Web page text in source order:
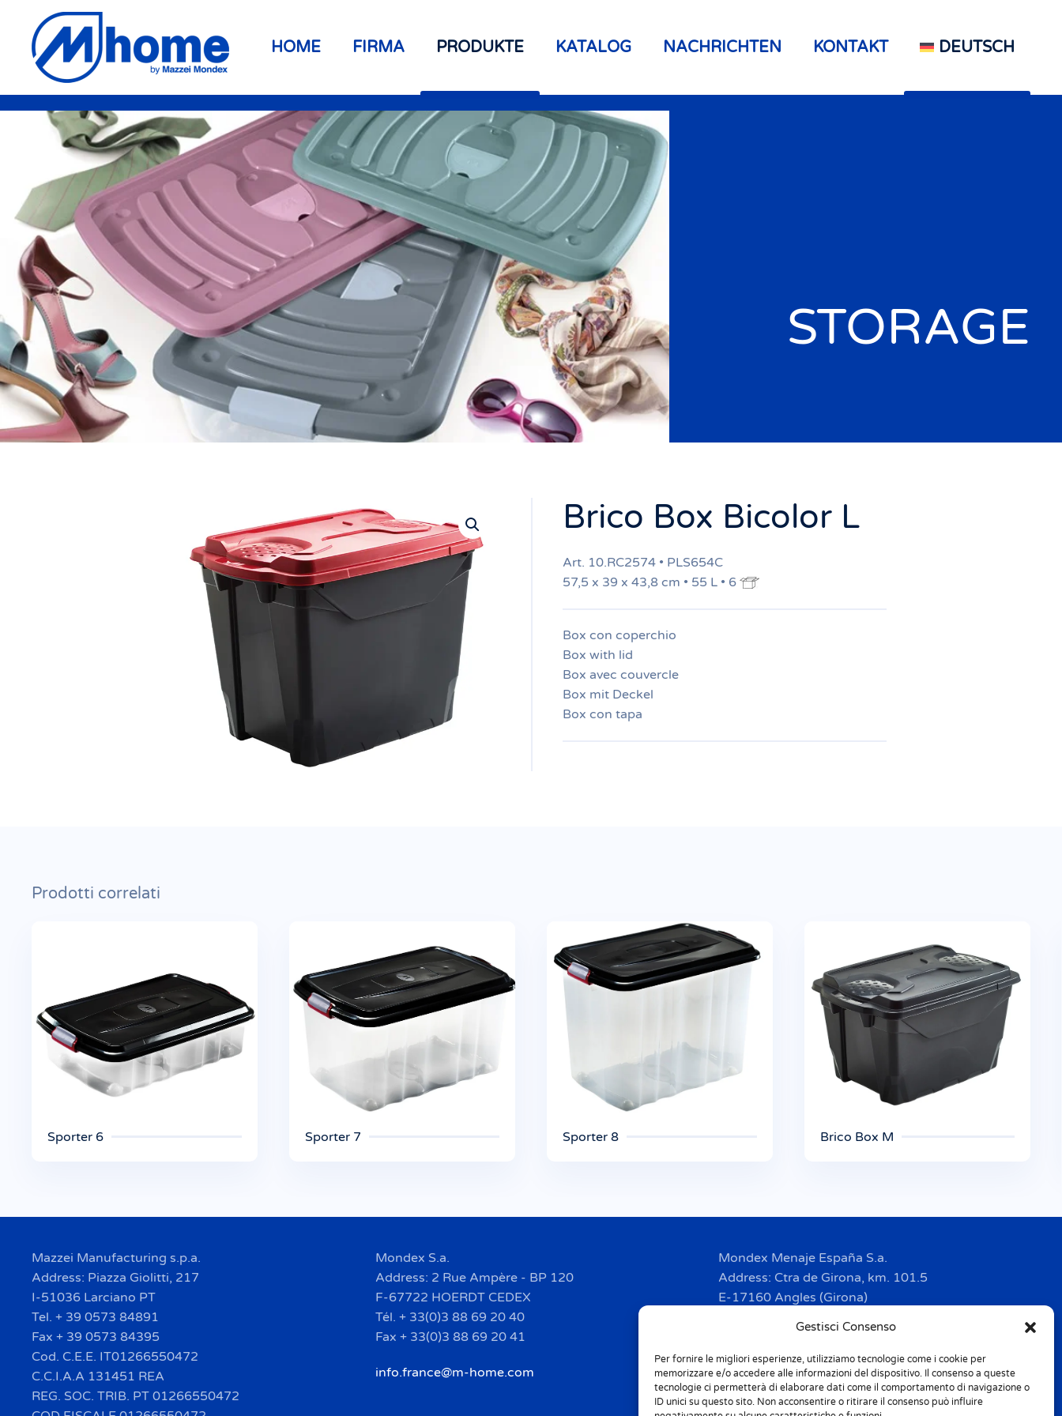
Gestisci Consenso
Per fornire le migliori esperienze, utilizziamo tecnologie come i cookie per
memorizzare e/o accedere alle informazioni del dispositivo. Il consenso a queste
tecnologie ci permetterà di elaborare dati come il comportamento di navigazione o
ID unici su questo sito. Non acconsentire o ritirare il consenso può influire
Zum Hauptinhalt springen HOME FIRMA PRODUKTE KATALOG NACHRICHTEN KONTAKT DEUTSCH
STORAGE
Brico Box Bicolor L
Art. 10.RC2574 • PLS654C
57,5 x 39 x 43,8 cm • 55 L • 6
Box con coperchio
Box with lid
Box avec couvercle
Box mit Deckel
Box con tapa
Prodotti correlati
Sporter 6 Sporter 7 Sporter 8 Brico Box M
Mazzei Manufacturing s.p.a.
Address: Piazza Giolitti, 217
I-51036 Larciano PT
Tel. + 39 0573 84891
Fax + 39 0573 84395
Cod. C.E.E. IT01266550472
C.C.I.A.A 131451 REA
REG. SOC. TRIB. PT 01266550472
Mondex S.a.
Address: 2 Rue Ampère - BP 120
F-67722 HOERDT CEDEX
Tél. + 33(0)3 88 69 20 40
Fax + 33(0)3 88 69 20 41
info.france@m-home.com
Mondex Menaje España S.a.
Address: Ctra de Girona, km. 101.5
E-17160 Angles (Girona)
info.spain@m-home.com